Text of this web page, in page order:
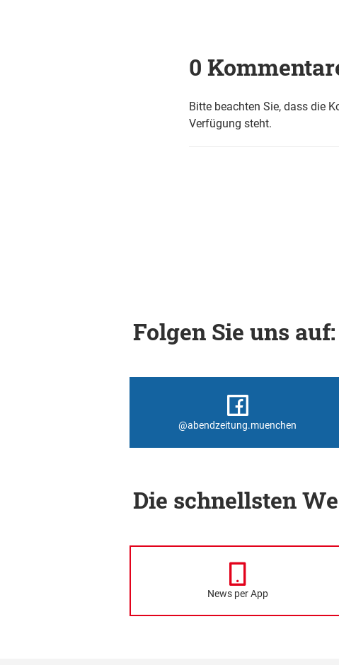
0
Bitte beachten Sie, dass die
Verfügung steht.
Folgen Sie uns auf:
@abendzeitung.muenchen
Die schnellsten
News per App